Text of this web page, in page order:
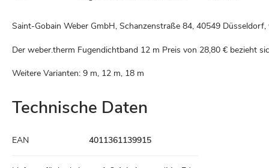
Saint-Gobain Weber GmbH, Schanzenstraße 84, 40549
Der weber.therm Fugendichtband 12 m Preis von 28,80 € bezieht
Weitere Varianten: 9 m, 12 m, 18 m
Technische Daten
Daten
EAN 4011361139915